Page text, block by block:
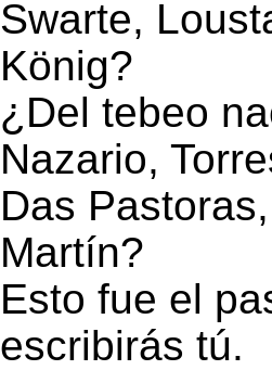
Swarte,
König?
¿Del tebeo
Nazario,
Das
Martín?
Esto fue el
escribirás tú.